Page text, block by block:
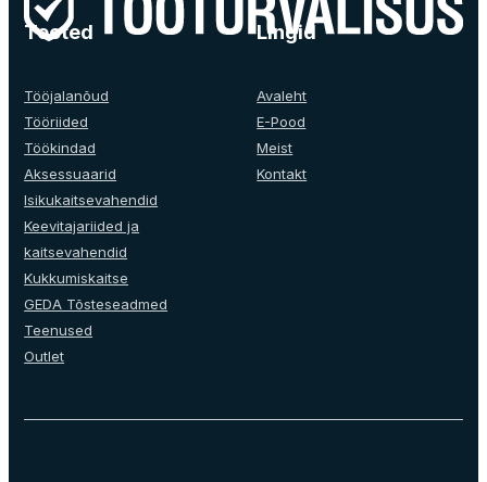
The
options
be
chosen
on
the
product
page
Tooted
Tööjalanõud
Tööriided
Töökindad
Aksessuaarid
Isikukaitsevahendid
Keevitajariided ja
kaitsevahendid
Kukkumiskaitse
GEDA Tõsteseadmed
Teenused
Outlet
Lingid
Avaleht
E-Pood
Meist
Kontakt